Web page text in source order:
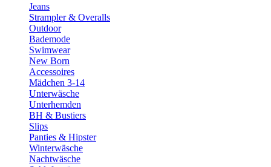
Jeans
Strampler & Overalls
Outdoor
Bademode
Swimwear
New Born
Accessoires
Mädchen 3-14
Unterwäsche
Unterhemden
BH & Bustiers
Slips
Panties & Hipster
Winterwäsche
Nachtwäsche